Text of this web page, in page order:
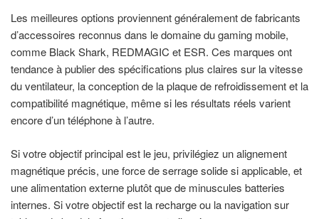
Les meilleures options proviennent généralement de fabricants
d’accessoires reconnus dans le domaine du gaming mobile,
comme Black Shark, REDMAGIC et ESR. Ces marques ont
tendance à publier des spécifications plus claires sur la vitesse
du ventilateur, la conception de la plaque de refroidissement et la
compatibilité magnétique, même si les résultats réels varient
encore d’un téléphone à l’autre.
Si votre objectif principal est le jeu, privilégiez un alignement
magnétique précis, une force de serrage solide si applicable, et
une alimentation externe plutôt que de minuscules batteries
internes. Si votre objectif est la recharge ou la navigation sur